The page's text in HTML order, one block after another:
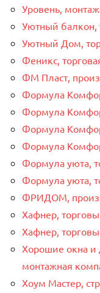
Уровень,
Уютный балкон,
Уютный Дом,
Феникс,
ФМ Пласт,
Формула
Формула
Формула
Формула
Формула уюта,
Формула уюта,
ФРИДОМ,
Хафнер,
Хафнер,
Хорошие окна и
монтажная
Хоум Мастер,